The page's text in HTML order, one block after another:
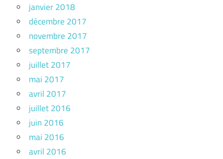
janvier 2018
décembre 2017
novembre 2017
septembre 2017
juillet 2017
mai 2017
avril 2017
juillet 2016
juin 2016
mai 2016
avril 2016